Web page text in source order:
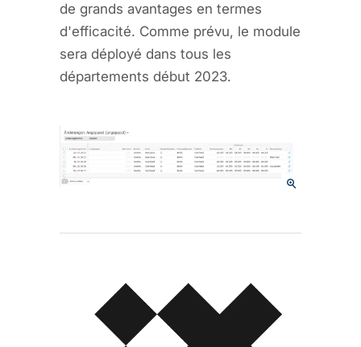
de grands avantages en termes
d'efficacité. Comme prévu, le module
sera déployé dans tous les
départements début 2023.